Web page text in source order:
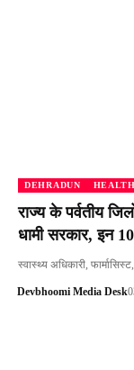
DEHRADUN
राज्य के पर्वतीय
धामी सरकार, इन 10
स्वास्थ्य अधिकारी,
Devbhoomi Media Desk